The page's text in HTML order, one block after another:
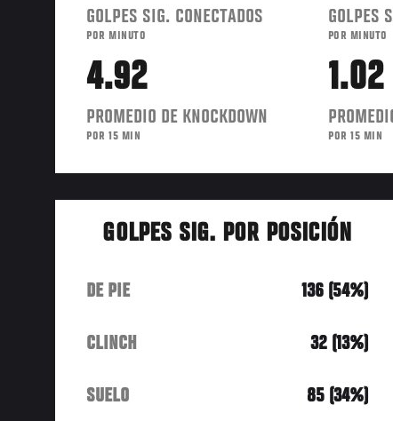
GOLPES SIG. CONECTADOS
POR MINUTO
GOLPES
POR MINUTO
4.92
PROMEDIO DE KNOCKDOWN
POR 15 MIN
1.02
POR 15 MIN
GOLPES SIG. POR POSICIÓN
DE PIE 136 (54%)
CLINCH 32 (13%)
SUELO 85 (34%)